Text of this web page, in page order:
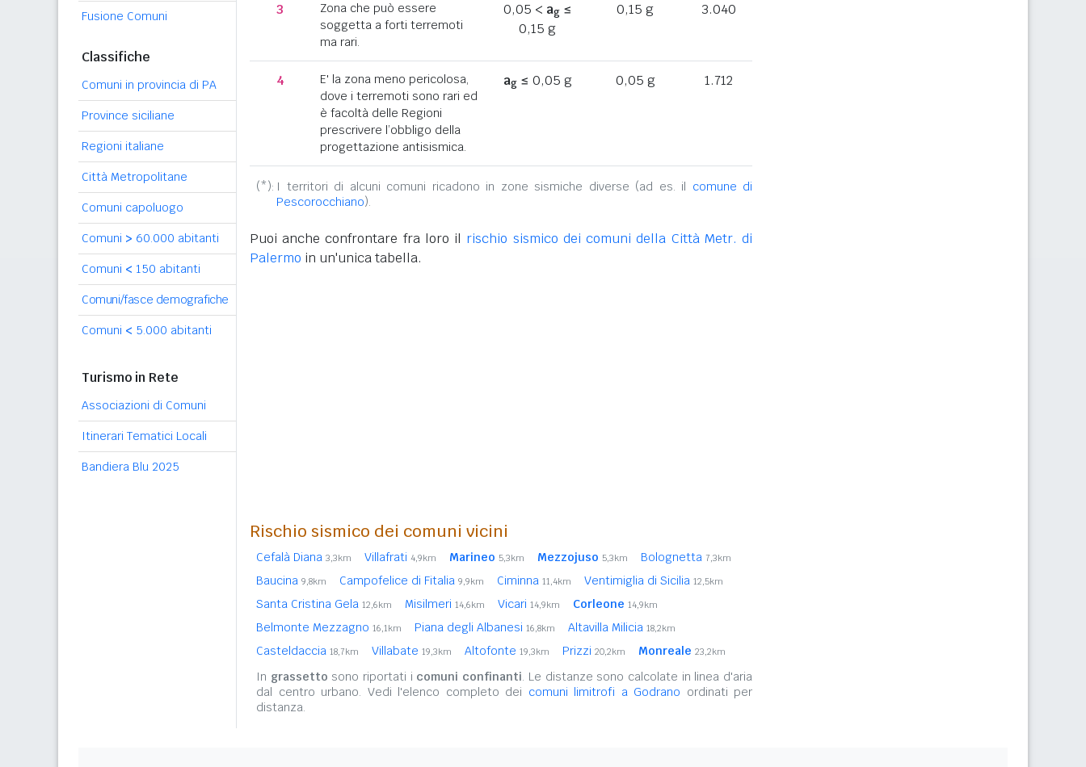
Fusione Comuni
Classifiche
Comuni in provincia di PA
Province siciliane
Regioni italiane
Città Metropolitane
Comuni capoluogo
Comuni > 60.000 abitanti
Comuni < 150 abitanti
Comuni/fasce demografiche
Comuni < 5.000 abitanti
Turismo in Rete
Associazioni di Comuni
Itinerari Tematici Locali
Bandiera Blu 2025
3
Zona che può essere
soggetta a forti terremoti
ma rari.
0,05 < ag≤
0,15 g
0,15 g 3.040
4
E' la zona meno pericolosa,
dove i terremoti sono rari ed
è facoltà delle Regioni
prescrivere l’obbligo della
progettazione antisismica.
ag≤ 0,05 g 0,05 g 1.712
(*): I territori di alcuni comuni ricadono in zone sismiche diverse (ad es. il comune di
Pescorocchiano).
Puoi anche confrontare fra loro il rischio sismico dei comuni della Città Metr. di
Palermo in un'unica tabella.
Rischio sismico dei comuni vicini
Cefalà Diana 3,3km Villafrati 4,9km Marineo 5,3km Mezzojuso 5,3km Bolognetta 7,3km
Baucina 9,8km Campofelice di Fitalia 9,9km Ciminna 11,4km Ventimiglia di Sicilia 12,5km
Santa Cristina Gela 12,6km Misilmeri 14,6km Vicari 14,9km Corleone 14,9km
Belmonte Mezzagno 16,1km Piana degli Albanesi 16,8km Altavilla Milicia 18,2km
Casteldaccia 18,7km Villabate 19,3km Altofonte 19,3km Prizzi 20,2km Monreale 23,2km
In grassetto sono riportati i comuni confinanti. Le distanze sono calcolate in linea d'aria
dal centro urbano. Vedi l'elenco completo dei comuni limitrofi a Godrano ordinati per
distanza.